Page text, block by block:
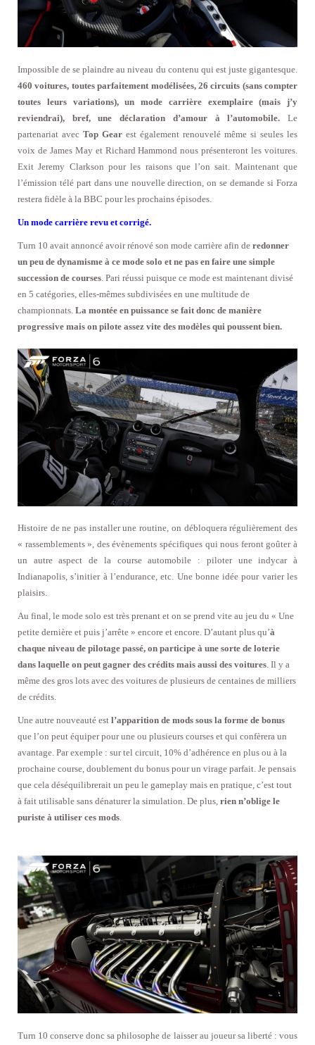
Impossible de se plaindre au niveau du contenu qui est juste gigantesque.
460 voitures, toutes parfaitement modélisées, 26 circuits (sans compter
toutes leurs variations), un mode carrière exemplaire (mais j’y
reviendrai), bref, une déclaration d’amour à l’automobile. Le
partenariat avec Top Gear est également renouvelé même si seules les
voix de James May et Richard Hammond nous présenteront les voitures.
Exit Jeremy Clarkson pour les raisons que l’on sait. Maintenant que
l’émission télé part dans une nouvelle direction, on se demande si Forza
restera fidèle à la BBC pour les prochains épisodes.
Un mode carrière revu et corrigé.
Turn 10 avait annoncé avoir rénové son mode carrière afin de redonner
un peu de dynamisme à ce mode solo et ne pas en faire une simple
succession de courses. Pari réussi puisque ce mode est maintenant divisé
en 5 catégories, elles-mêmes subdivisées en une multitude de
championnats. La montée en puissance se fait donc de manière
progressive mais on pilote assez vite des modèles qui poussent bien.
Histoire de ne pas installer une routine, on débloquera régulièrement des
« rassemblements », des évènements spécifiques qui nous feront goûter à
un autre aspect de la course automobile : piloter une indycar à
Indianapolis, s’initier à l’endurance, etc. Une bonne idée pour varier les
plaisirs.
Au final, le mode solo est très prenant et on se prend vite au jeu du « Une
petite dernière et puis j’arrête » encore et encore. D’autant plus qu’à
chaque niveau de pilotage passé, on participe à une sorte de loterie
dans laquelle on peut gagner des crédits mais aussi des voitures. Il y a
même des gros lots avec des voitures de plusieurs de centaines de milliers
de crédits.
Une autre nouveauté est l’apparition de mods sous la forme de bonus
que l’on peut équiper pour une ou plusieurs courses et qui confèrera un
avantage. Par exemple : sur tel circuit, 10% d’adhérence en plus ou à la
prochaine course, doublement du bonus pour un virage parfait. Je pensais
que cela déséquilibrerait un peu le gameplay mais en pratique, c’est tout
à fait utilisable sans dénaturer la simulation. De plus, rien n’oblige le
puriste à utiliser ces mods.
Turn 10 conserve donc sa philosophe de laisser au joueur sa liberté : vous